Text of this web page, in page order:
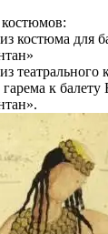
костюма для
театрального
к балету